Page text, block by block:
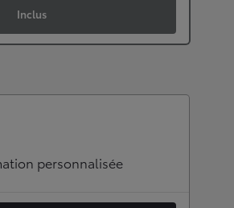
Inclus
personnalisée